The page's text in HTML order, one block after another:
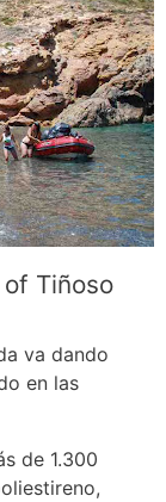
Tiñoso
va dando
en las
de 1.300